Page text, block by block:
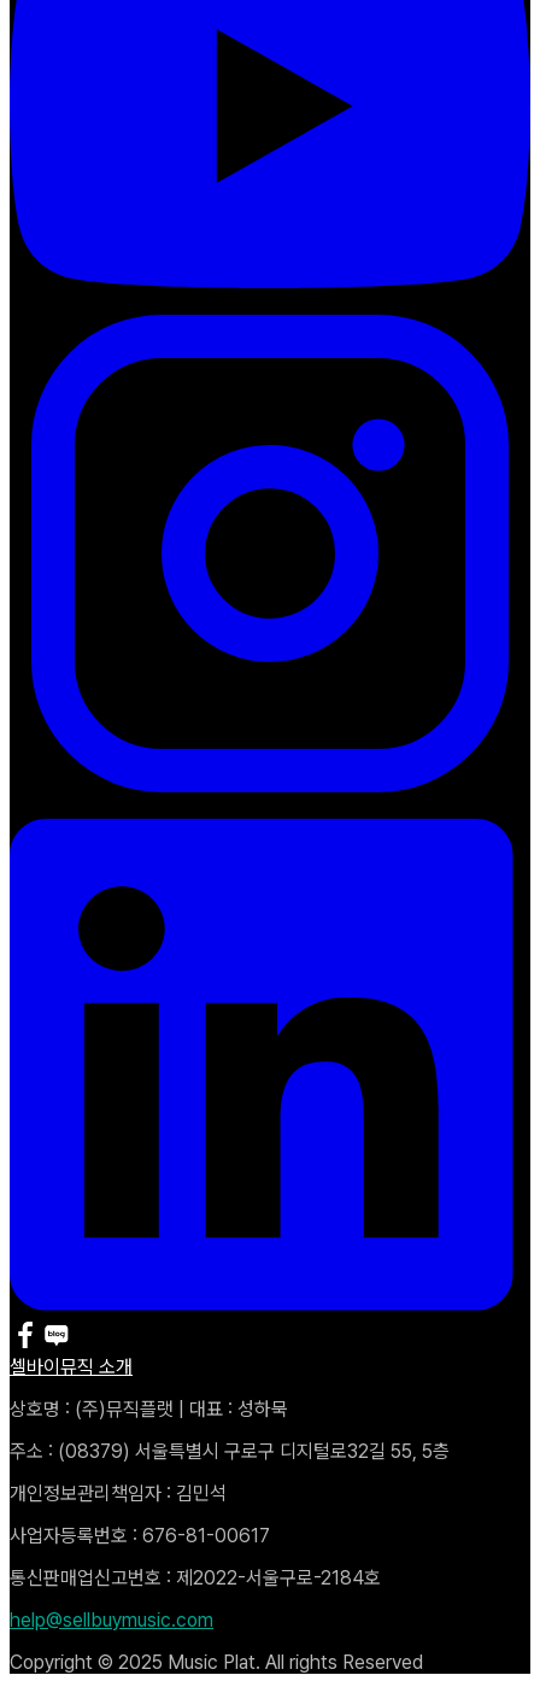
셀바이뮤직 소개
상호명 : (주)뮤직플랫 | 대표 : 성하묵
주소 : (08379) 서울특별시 구로구 디지털로32길 55, 5층
개인정보관리책임자 : 김민석
사업자등록번호 : 676-81-00617
통신판매업신고번호 : 제2022-서울구로-2184호
help@sellbuymusic.com
Copyright © 2025 Music Plat. All rights Reserved